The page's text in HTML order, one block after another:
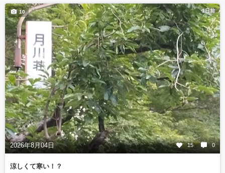
1日前
2026年8月04日 15 0
10
涼しくて寒い！？